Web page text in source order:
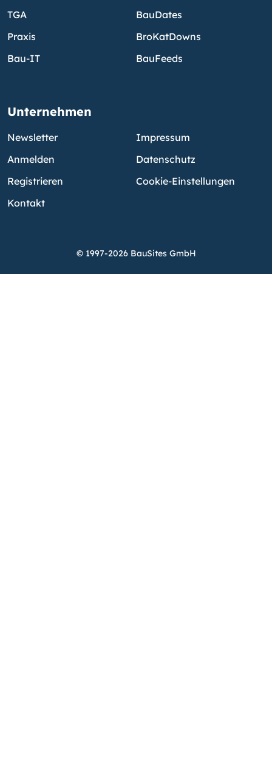
TGA
Praxis
Bau-IT
BauDates
BroKatDowns
BauFeeds
Unternehmen
Newsletter
Anmelden
Registrieren
Kontakt
Impressum
Datenschutz
Cookie-Einstellungen
© 1997-2026 BauSites GmbH